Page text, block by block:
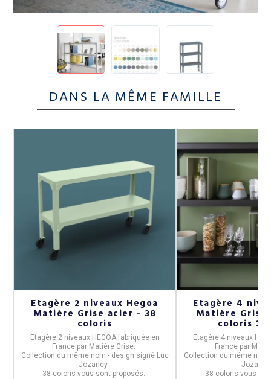
DANS LA MÊME FAMILLE
Etagère 2 niveaux Hegoa
Matière Grise acier - 38
coloris
Etagère 2 niveaux HEGOA fabriquée en
France par Matière Grise.
Collection du même nom - design signé Luc
Jozancy.
38 coloris vous sont proposés.
Etagère 4
Matière Grise
coloris 2
Etagère 4 niveaux
France par
Collection du même nom
38 coloris vous